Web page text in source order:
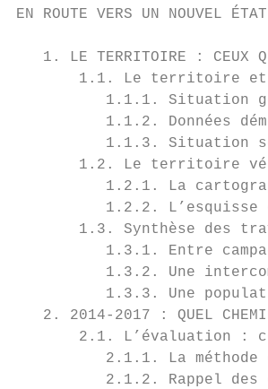
EN ROUTE VERS UN
1. LE TERRITOIRE : CEUX
1.1. Le territoire
1.1.1. Situation
1.1.2. Données
1.1.3. Situation
1.2. Le territoire
1.2.1. La
1.2.2. L’esquisse
1.3. Synthèse des
1.3.1. Entre
1.3.2. Une
1.3.3. Une
2. 2014-2017 : QUEL
2.1. L’évaluation :
2.1.1. La méthode
2.1.2. Rappel des